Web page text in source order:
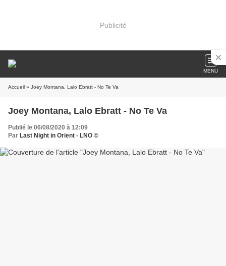
Publicité
MENU
Accueil » Joey Montana, Lalo Ebratt - No Te Va
Joey Montana, Lalo Ebratt - No Te Va
Publié le 06/08/2020 à 12:09
Par Last Night in Orient - LNO ©